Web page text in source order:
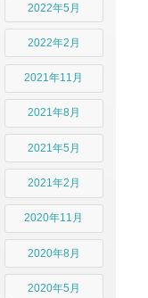
2022年5月
2022年2月
2021年11月
2021年8月
2021年5月
2021年2月
2020年11月
2020年8月
2020年5月